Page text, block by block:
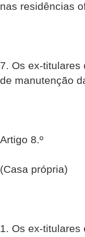
nas residências
7. Os ex-titulares
de manutenção
Artigo 8.º
(Casa própria)
1. Os ex-titulares